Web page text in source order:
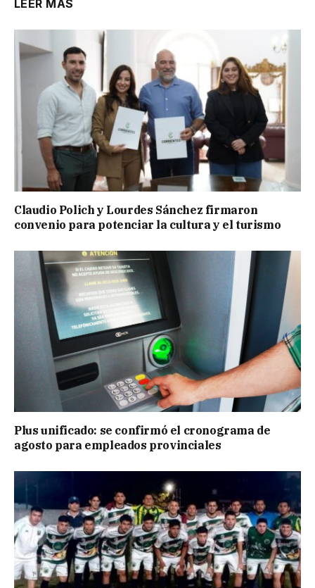
LEER MÁS
Claudio Polich y Lourdes Sánchez firmaron
convenio para potenciar la cultura y el turismo
Plus unificado: se confirmó el cronograma de
agosto para empleados provinciales